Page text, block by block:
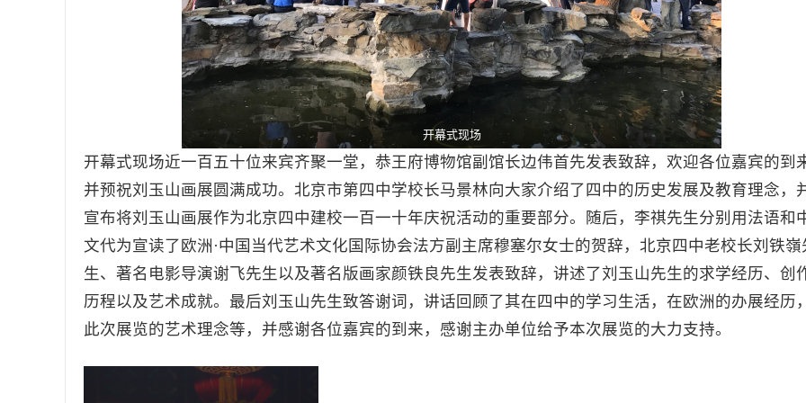
开幕式现场
开幕式现场近一百五十位来宾齐聚一堂，恭王府博物馆副馆长边伟首先发表致辞，欢迎各位嘉宾的到
并预祝刘玉山画展圆满成功。北京市第四中学校长马景林向大家介绍了四中的历史发展及教育理念，
宣布将刘玉山画展作为北京四中建校一百一十年庆祝活动的重要部分。随后，李祺先生分别用法语和
文代为宣读了欧洲·中国当代艺术文化国际协会法方副主席穆塞尔女士的贺辞，北京四中老校长刘铁嶺
生、著名电影导演谢飞先生以及著名版画家颜铁良先生发表致辞，讲述了刘玉山先生的求学经历、创
历程以及艺术成就。最后刘玉山先生致答谢词，讲话回顾了其在四中的学习生活，在欧洲的办展经历，
此次展览的艺术理念等，并感谢各位嘉宾的到来，感谢主办单位给予本次展览的大力支持。